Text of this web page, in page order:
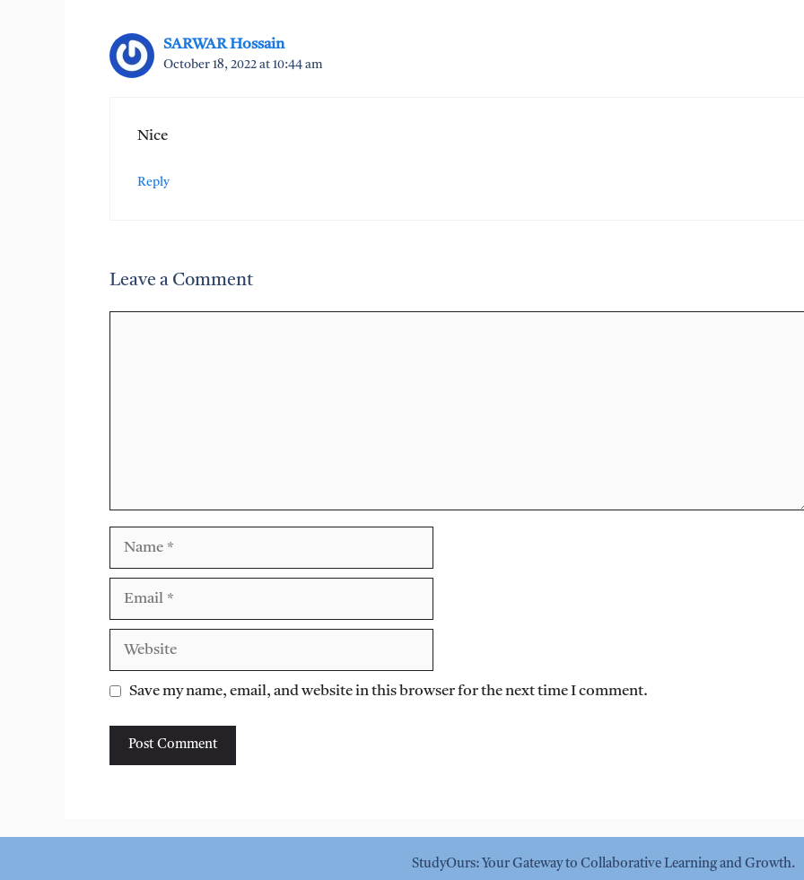
SARWAR Hossain
October 18, 2022 at 10:44 am
Nice
Reply
Leave a Comment
Save my name, email, and website in this browser for the next time I comment.
StudyOurs: Your Gateway to Collaborative Learning and Growth.